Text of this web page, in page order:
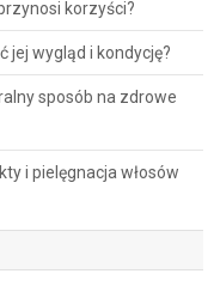
korzyści?
jej wygląd i kondycję?
sposób na zdrowe
i pielęgnacja włosów